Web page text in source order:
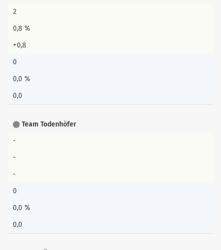
2
0,8 %
+0,8
0
0,0 %
0,0
Team Todenhöfer
-
-
-
0
0,0 %
0,0